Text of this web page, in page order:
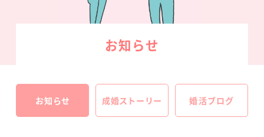
お知らせ
お知らせ 成婚ストーリー 婚活ブログ